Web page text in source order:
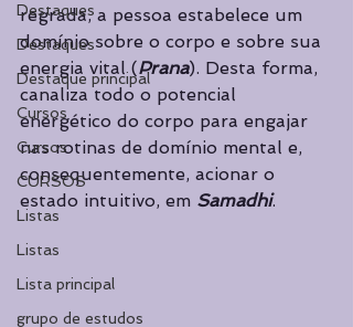
Destaques
Destaques
Destaque principal
Cursos
Cursos
CURSOS
Listas
Listas
Lista principal
grupo de estudos
regrada, a pessoa estabelece um
domínio sobre o corpo e sobre sua
energia vital (Prana). Desta forma,
canaliza todo o potencial
energético do corpo para engajar
nas rotinas de domínio mental e,
consequentemente, acionar o
estado intuitivo, em Samadhi.